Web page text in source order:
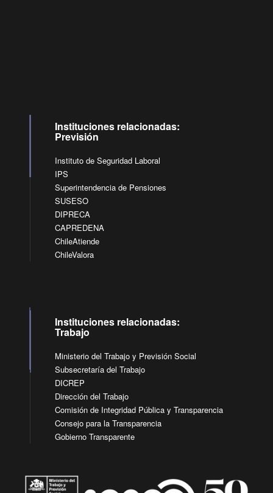
Instituciones relacionadas:
Previsión
Instituto de Seguridad Laboral
IPS
Superintendencia de Pensiones
SUSESO
DIPRECA
CAPREDENA
ChileAtiende
ChileValora
Instituciones relacionadas:
Trabajo
Ministerio del Trabajo y Previsión Social
Subsecretaría del Trabajo
DICREP
Dirección del Trabajo
Comisión de Integridad Pública y Transparencia
Consejo para la Transparencia
Gobierno Transparente